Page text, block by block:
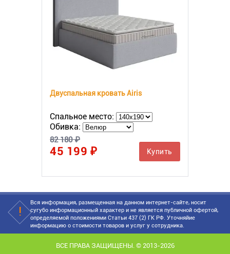
Двуспальная кровать Airis
Спальное место:
Обивка:
82 180 ₽
45 199 ₽ Купить
Вся информация, размещенная на данном интернет-сайте, носит
сугубо информационный характер и не является публичной офертой,
определяемой положениями Статьи 437 (2) ГК РФ. Уточняйие
информацию о стоимости товаров и услуг у сотрудника.
ВСЕ ПРАВА ЗАЩИЩЕНЫ. © 2013-2026